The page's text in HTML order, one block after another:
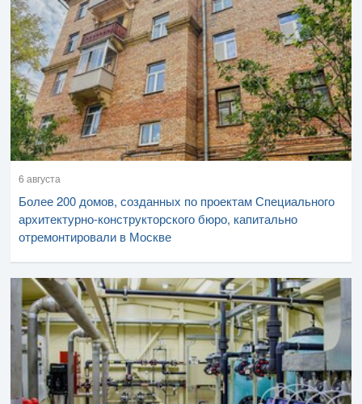
6 августа
Более 200 домов, созданных по проектам Специального
архитектурно-конструкторского бюро, капитально
отремонтировали в Москве